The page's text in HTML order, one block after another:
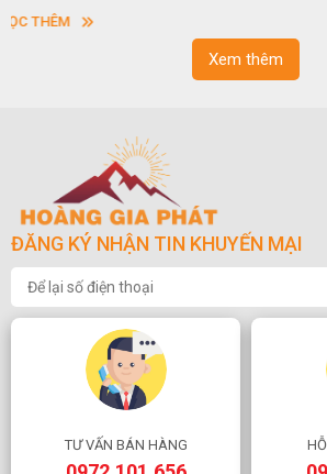
sơn”. Nghệ thuật hòn non bộ nhằm phục vụ
ngoạn và phong thủy trong cuộc sống.
ĐỌC THÊM
Xem thêm
ĐĂNG KÝ NHẬN TIN KHUYẾN MẠI
TƯ VẤN BÁN HÀNG